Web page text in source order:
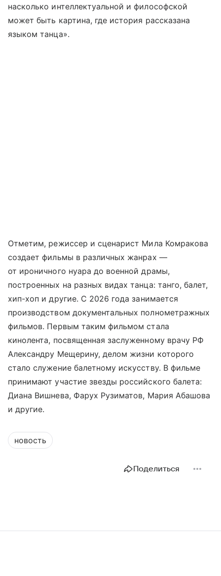
насколько интеллектуальной и философской
может быть картина, где история рассказана
языком танца».
Отметим, режиссер и сценарист Мила Комракова
создает фильмы в различных жанрах —
от ироничного нуара до военной драмы,
построенных на разных видах танца: танго, балет,
хип-хоп и другие. С 2026 года занимается
производством документальных полнометражных
фильмов. Первым таким фильмом стала
кинолента, посвященная заслуженному врачу РФ
Александру Мещерину, делом жизни которого
стало служение балетному искусству. В фильме
принимают участие звезды российского балета:
Диана Вишнева, Фарух Рузиматов, Мария Абашова
и другие.
новость
Поделиться